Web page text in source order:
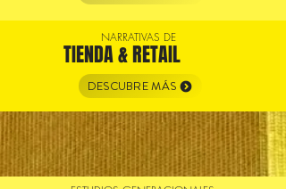
nuestros
servicios
NARRATIVAS DE
TIENDA & RETAIL
DESCUBRE MÁS